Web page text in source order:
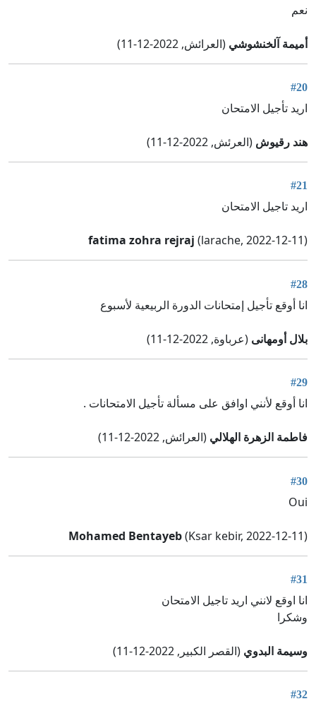
نعم
أميمة آلخنشوشي (العرائش, 2022-12-11)
#20
اريد تأجيل الامتحان
هند رقيوش (العرئش, 2022-12-11)
#21
اريد تاجيل الامتحان
fatima zohra rejraj (larache, 2022-12-11)
#28
انا أوقع تأجيل إمتحانات الدورة الربيعية لأسبوع
بلال أومهانى (عرباوة, 2022-12-11)
#29
انا أوقع لأنني اوافق على مسألة تأجيل الامتحانات .
فاطمة الزهرة الهلالي (العرائش, 2022-12-11)
#30
Oui
Mohamed Bentayeb(Ksar kebir, 2022-12-11)
#31
انا اوقع لانني اريد تاجيل الامتحان
وشكرا
وسيمة البدوي (القصر الكبير, 2022-12-11)
#32